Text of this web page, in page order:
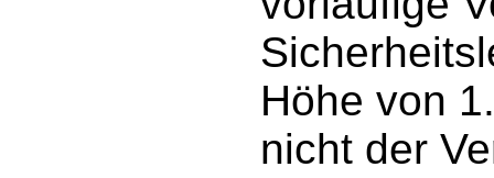
Höhe von
nicht der